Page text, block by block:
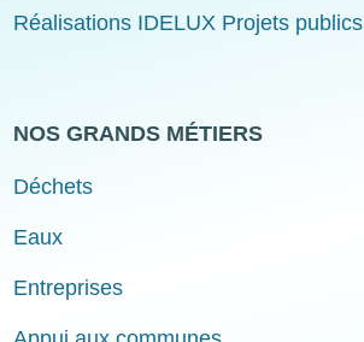
Réalisations IDELUX Projets publics
NOS GRANDS MÉTIERS
Déchets
Eaux
Entreprises